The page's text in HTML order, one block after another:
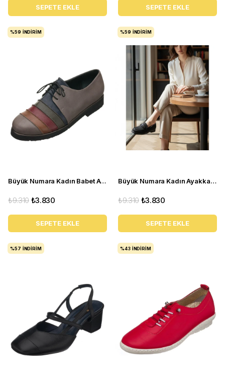
SEPETE EKLE SEPETE EKLE
Büyük Numara Kadın Babet Ayakkabı R8086 Gri
₺3.830
₺9.310
SEPETE EKLE
%59 İNDIRIM
Büyük Numara Kadın Ayakkabı R4014 Siyah
₺3.830
₺9.310
SEPETE EKLE
%59 İNDIRIM
%57 İNDIRIM %43 İNDIRIM